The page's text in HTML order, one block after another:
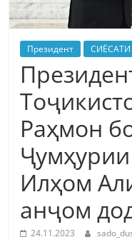
Президент
Раҳмон
Илҳом
анҷом
24.11.2023